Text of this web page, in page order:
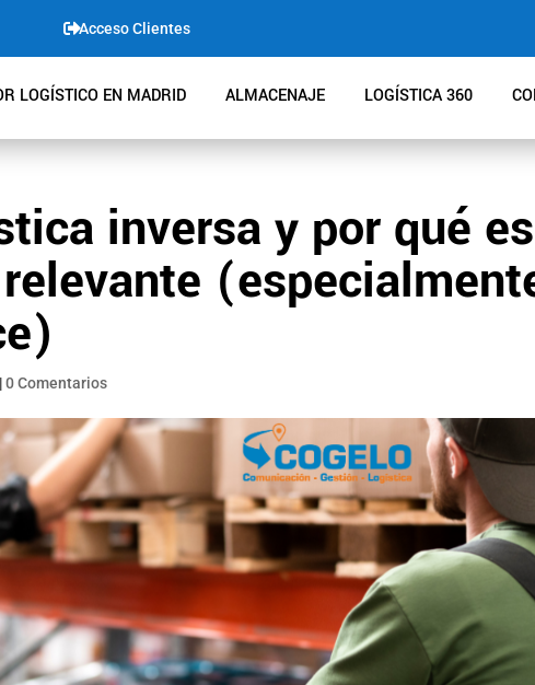
Acceso Clientes
LOGÍSTICO EN MADRID ALMACENAJE LOGÍSTICA 360
inversa y por qué es
|0 Comentarios